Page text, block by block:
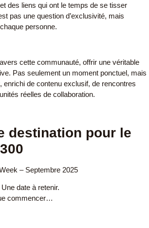
des liens qui ont le temps de se tisser
pas une question d’exclusivité, mais
personne.
cette communauté, offrir une véritable
Pas seulement un moment ponctuel, mais
enrichi de contenu exclusif, de rencontres
réelles de collaboration.
destination pour le
– Septembre 2025
date à retenir.
commencer…